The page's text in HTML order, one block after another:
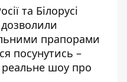
та Білорусі
дозволили
прапорами
посунутись –
шоу про